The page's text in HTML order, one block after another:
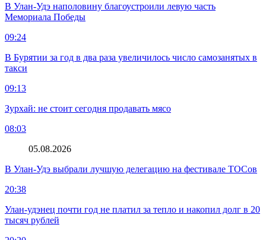
В Улан-Удэ наполовину благоустроили левую часть
Мемориала Победы
09:24
В Бурятии за год в два раза увеличилось число самозанятых в
такси
09:13
Зурхай: не стоит сегодня продавать мясо
08:03
05.08.2026
В Улан-Удэ выбрали лучшую делегацию на фестивале ТОСов
20:38
Улан-удэнец почти год не платил за тепло и накопил долг в 20
тысяч рублей